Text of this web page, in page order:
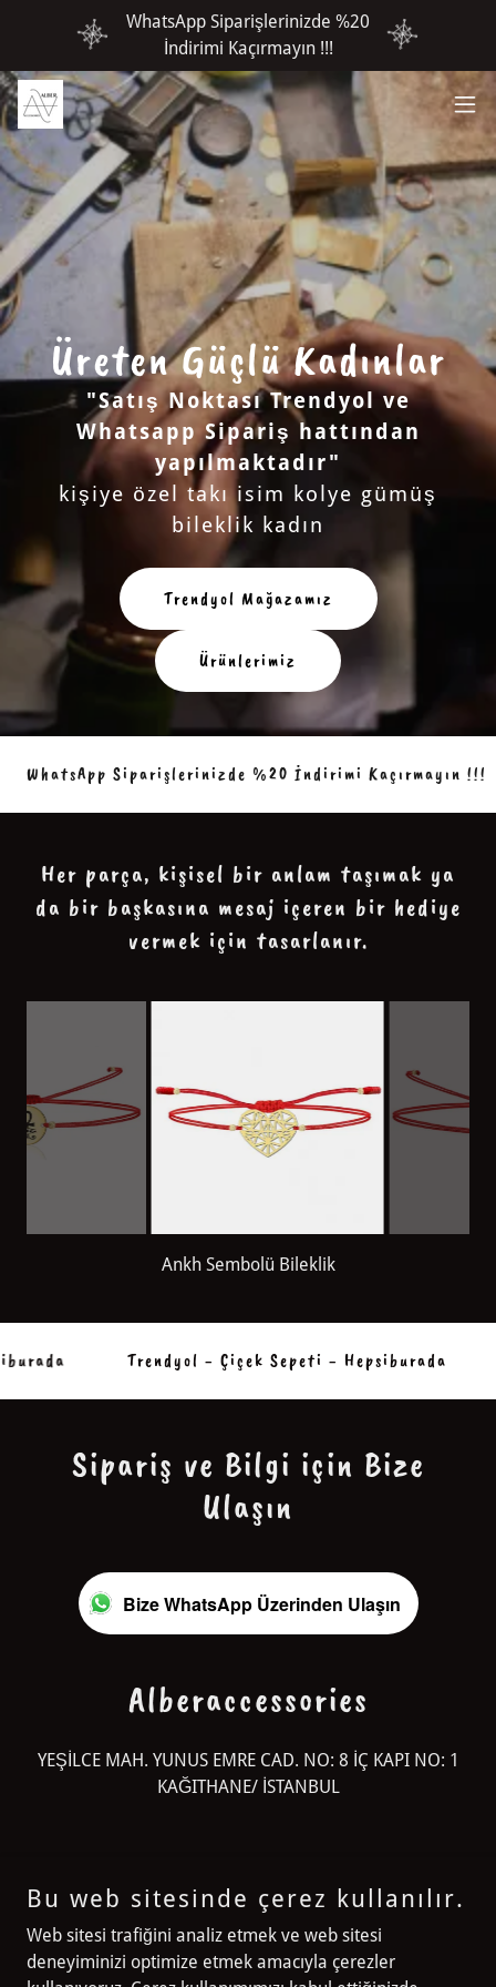
WhatsApp Siparişlerinizde %20
İndirimi Kaçırmayın !!!
Üreten Güçlü Kadınlar
"Satış Noktası Trendyol ve
Whatsapp Sipariş hattından
yapılmaktadır"
kişiye özel takı isim kolye gümüş
bileklik kadın
Trendyol Mağazamız
Ürünlerimiz
WhatsApp Siparişlerinizde %20 İndirimi Kaçırmayın !!!
Her parça, kişisel bir anlam taşımak ya
da bir başkasına mesaj içeren bir hediye
vermek için tasarlanır.
Origami Kalp Bileklik
Trendyol - Çiçek Sepeti - Hepsiburada
Sipariş ve Bilgi için Bize
Ulaşın
Bize WhatsApp Üzerinden Ulaşın
Alberaccessories
YEŞİLCE MAH. YUNUS EMRE CAD. NO: 8 İÇ KAPI NO: 1
KAĞITHANE/ İSTANBUL
Alberaccessories
YEŞİLCE MAH. YUNUS EMRE CAD. NO: 8 İÇ KAPI NO: 1 KAĞITHANE/
İSTANBUL
Bu web sitesinde çerez kullanılır.
Web sitesi trafiğini analiz etmek ve web sitesi
deneyiminizi optimize etmek amacıyla çerezler